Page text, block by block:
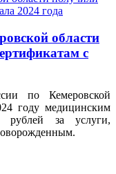
области
с
по Кемеровской
году медицинским
рублей за услуги,